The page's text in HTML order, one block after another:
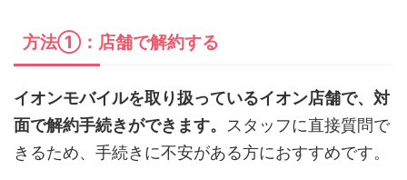
方法①：店舗で解約する
イオンモバイルを取り扱っているイオン店舗で、対
面で解約手続きができます。 スタッフに直接質問で
きるため、手続きに不安がある方におすすめです。